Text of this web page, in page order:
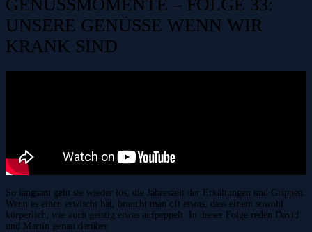
GENUSSMOMENTE – FOLGE 33:
UNSERE GENÜSSE WENN WIR
KRANK SIND
So langsam geht sie wieder los, die Jahreszeit der Erkältungen und Grippen.
Wenn es einen erwischt hat, braucht man oft etwas, dass einem sowohl
körperlich, wie auch geistig etwas aufpeppelt. In dieser Folge reden David
und Martin genau darüber.